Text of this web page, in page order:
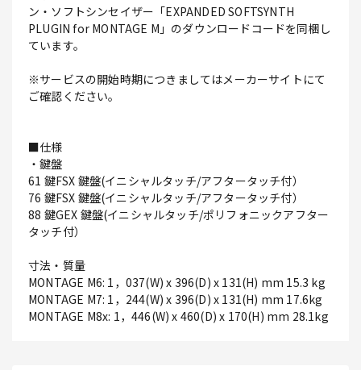
ン・ソフトシンセイザー「EXPANDED SOFTSYNTH
PLUGIN for MONTAGE M」のダウンロードコードを同梱し
ています。
※サービスの開始時期につきましてはメーカーサイトにて
ご確認ください。
■仕様
・鍵盤
61 鍵FSX 鍵盤(イニシャルタッチ/アフタータッチ付）
76 鍵FSX 鍵盤(イニシャルタッチ/アフタータッチ付）
88 鍵GEX 鍵盤(イニシャルタッチ/ポリフォニックアフター
タッチ付）
寸法・質量
MONTAGE M6: 1，037(W) x 396(D) x 131(H) mm 15.3 kg
MONTAGE M7: 1，244(W) x 396(D) x 131(H) mm 17.6kg
MONTAGE M8x: 1，446(W) x 460(D) x 170(H) mm 28.1kg